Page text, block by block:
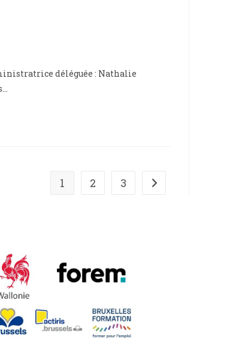
déléguée : Nathalie
1 2 3 Aller à la page suivante